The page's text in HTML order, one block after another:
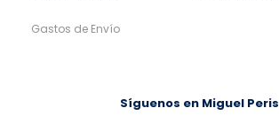
Gastos de Envío
Síguenos en Miguel Peris